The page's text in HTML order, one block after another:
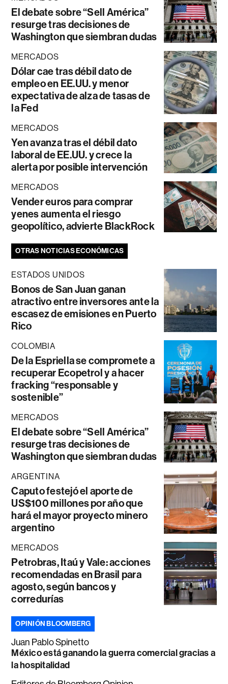
El debate sobre “Sell América”
resurge tras decisiones de
Washington que siembran dudas
MERCADOS
Dólar cae tras débil dato de
empleo en EE.UU. y menor
expectativa de alza de tasas de
la Fed
MERCADOS
Yen avanza tras el débil dato
laboral de EE.UU. y crece la
alerta por posible intervención
MERCADOS
Vender euros para comprar
yenes aumenta el riesgo
geopolítico, advierte BlackRock
OTRAS NOTICIAS ECONÓMICAS
ESTADOS UNIDOS
Bonos de San Juan ganan
atractivo entre inversores ante la
escasez de emisiones en Puerto
Rico
COLOMBIA
De la Espriella se compromete a
recuperar Ecopetrol y a hacer
fracking “responsable y
sostenible”
MERCADOS
El debate sobre “Sell América”
resurge tras decisiones de
Washington que siembran dudas
ARGENTINA
Caputo festejó el aporte de
US$100 millones por año que
hará el mayor proyecto minero
argentino
MERCADOS
Petrobras, Itaú y Vale: acciones
recomendadas en Brasil para
agosto, según bancos y
corredurías
OPINIÓN BLOOMBERG
Juan Pablo Spinetto
México está ganando la guerra comercial gracias a
la hospitalidad